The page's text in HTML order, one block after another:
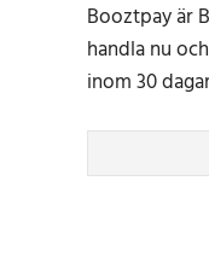
Booztpay är
handla nu
inom 30